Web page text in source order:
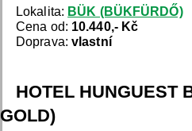
Lokalita: BÜK (BÜKFÜRDŐ)
Cena od: 10.440,- Kč
Doprava:vlastní
HOTEL HUNGUEST
GOLD)